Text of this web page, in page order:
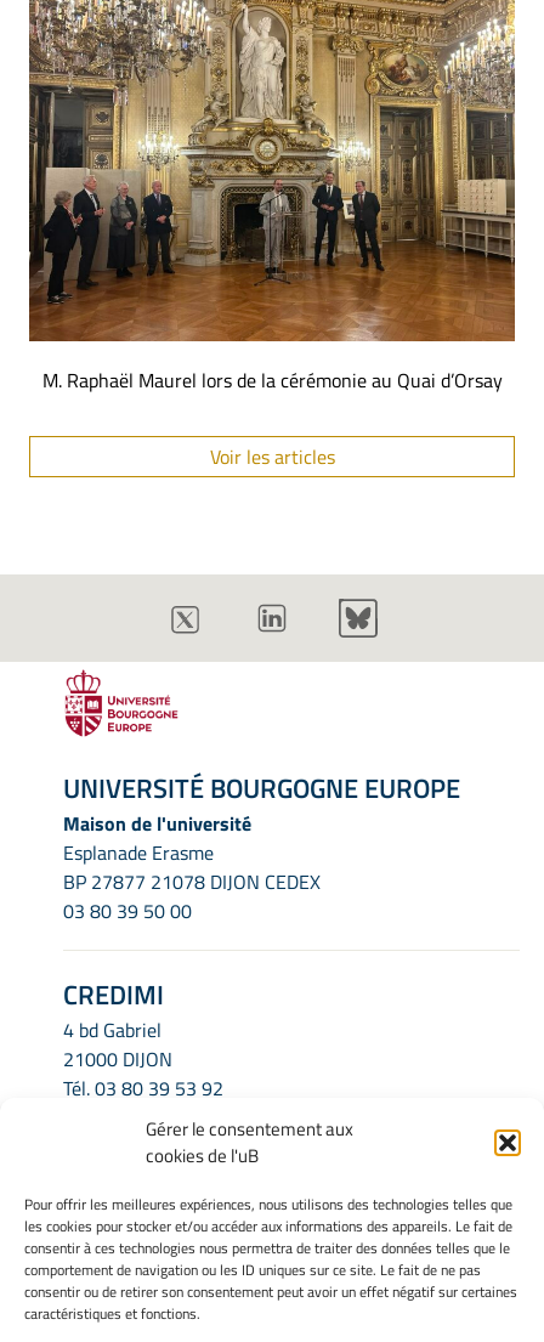
Gérer le consentement aux
cookies de l'uB
Pour offrir les meilleures expériences, nous utilisons des technologies telles que
les cookies pour stocker et/ou accéder aux informations des appareils. Le fait de
consentir à ces technologies nous permettra de traiter des données telles que le
comportement de navigation ou les ID uniques sur ce site. Le fait de ne pas
consentir ou de retirer son consentement peut avoir un effet négatif sur certaines
caractéristiques et fonctions.
M. Raphaël Maurel lors de la cérémonie au Quai d’Orsay
Voir les articles
UNIVERSITÉ BOURGOGNE EUROPE
Maison de l'université
Esplanade Erasme
BP 27877 21078 DIJON CEDEX
03 80 39 50 00
CREDIMI
4 bd Gabriel
21000 DIJON
Tél.03 80 39 53 92
credimi.secretariat@u-bourgogne.fr
INFORMATIONS LÉGALES
Mentions légales
Gérer mes cookies
Politique de cookies
Déclaration de confidentialité